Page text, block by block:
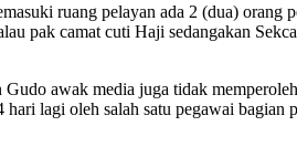
ruang pelayan ada 2 (dua)
pak camat cuti Haji sedangakan
awak media juga tidak
lagi oleh salah satu pegawai